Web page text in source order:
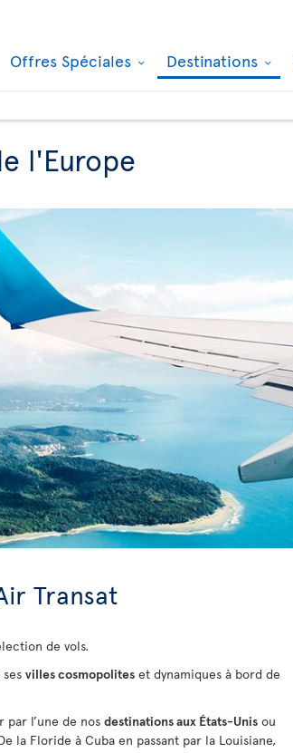
Offres Spéciales Destinations
l'Europe
Transat
de vols.
villes cosmopolites et dynamiques à bord de
par l’une de nos destinations aux États-Unis ou
la Floride à Cuba en passant par la Louisiane,